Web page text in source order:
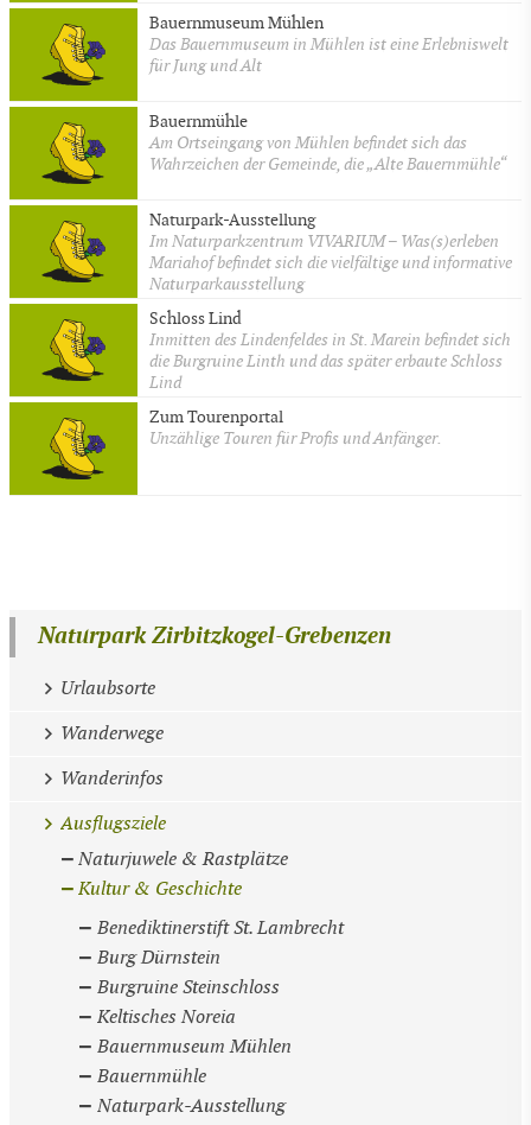
Bauernmuseum Mühlen
Das Bauernmuseum in Mühlen ist eine Erlebniswelt
für Jung und Alt
Bauernmühle
Am Ortseingang von Mühlen befindet sich das
Wahrzeichen der Gemeinde, die „Alte Bauernmühle“
Naturpark-Ausstellung
Im Naturparkzentrum VIVARIUM – Was(s)erleben
Mariahof befindet sich die vielfältige und informative
Naturparkausstellung
Schloss Lind
Inmitten des Lindenfeldes in St. Marein befindet sich
die Burgruine Linth und das später erbaute Schloss
Lind
Zum Tourenportal
Unzählige Touren für Profis und Anfänger.
Naturpark Zirbitzkogel-Grebenzen
Urlaubsorte
Wanderwege
Wanderinfos
Ausflugsziele
Naturjuwele & Rastplätze
Kultur & Geschichte
Benediktinerstift St. Lambrecht
Burg Dürnstein
Burgruine Steinschloss
Keltisches Noreia
Bauernmuseum Mühlen
Bauernmühle
Naturpark-Ausstellung